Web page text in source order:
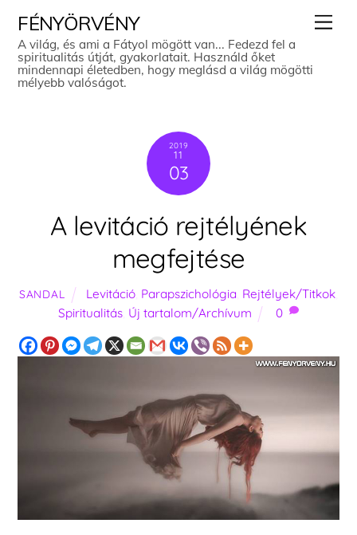
content
FÉNYÖRVÉNY
A világ, és ami a Fátyol mögött van... Fedezd fel a
spiritualitás útját, gyakorlatait. Használd őket
mindennapi életedben, hogy meglásd a világ mögötti
mélyebb valóságot.
2019
11
03
A levitáció rejtélyének
megfejtése
SANDAL Levitáció, Parapszichológia Rejtélyek/Titkok,
Spiritualitás, Új tartalom/Archívum 0